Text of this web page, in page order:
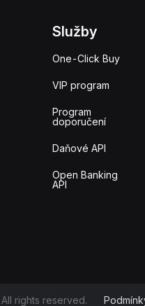
Služby
One-Click Buy
VIP program
Program
doporučení
Daňové API
Open Banking
API
rights reserved.